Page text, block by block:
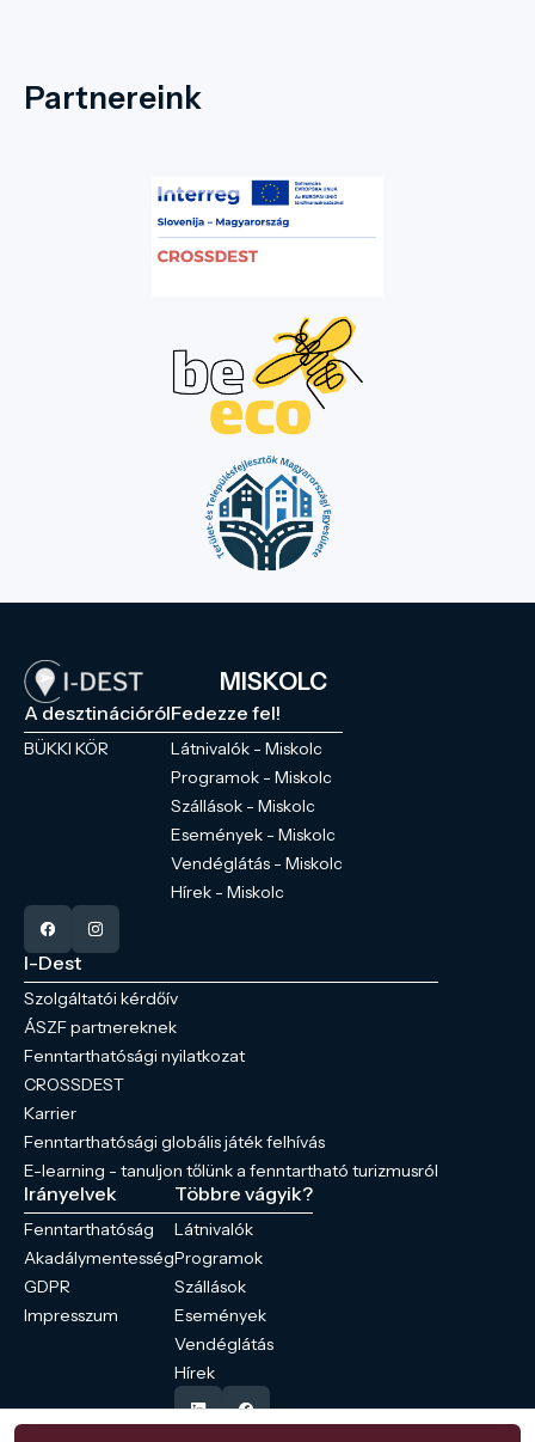
Partnereink
MISKOLC
A desztinációról
BÜKKI KÖR
Fedezze fel!
Látnivalók - Miskolc
Programok - Miskolc
Szállások - Miskolc
Események - Miskolc
Vendéglátás - Miskolc
Hírek - Miskolc
I-Dest
Szolgáltatói kérdőív
ÁSZF partnereknek
Fenntarthatósági nyilatkozat
CROSSDEST
Karrier
Fenntarthatósági globális játék felhívás
E-learning - tanuljon tőlünk a fenntartható turizmusról
Irányelvek
Fenntarthatóság
Akadálymentesség
GDPR
Impresszum
Többre vágyik?
Látnivalók
Programok
Szállások
Események
Vendéglátás
Hírek